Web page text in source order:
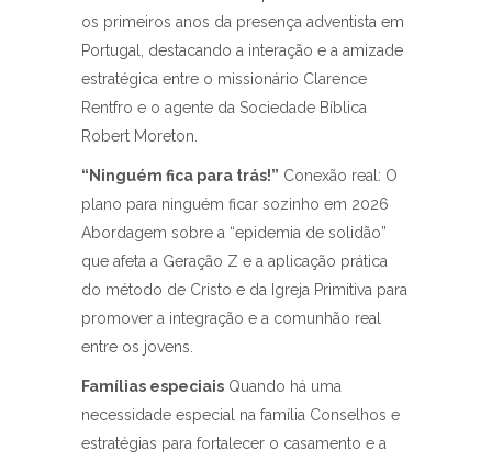
os primeiros anos da presença adventista em
Portugal, destacando a interação e a amizade
estratégica entre o missionário Clarence
Rentfro e o agente da Sociedade Bíblica
Robert Moreton.
“Ninguém fica para trás!” Conexão real: O
plano para ninguém ficar sozinho em 2026
Abordagem sobre a “epidemia de solidão”
que afeta a Geração Z e a aplicação prática
do método de Cristo e da Igreja Primitiva para
promover a integração e a comunhão real
entre os jovens.
Famílias especiais Quando há uma
necessidade especial na família Conselhos e
estratégias para fortalecer o casamento e a